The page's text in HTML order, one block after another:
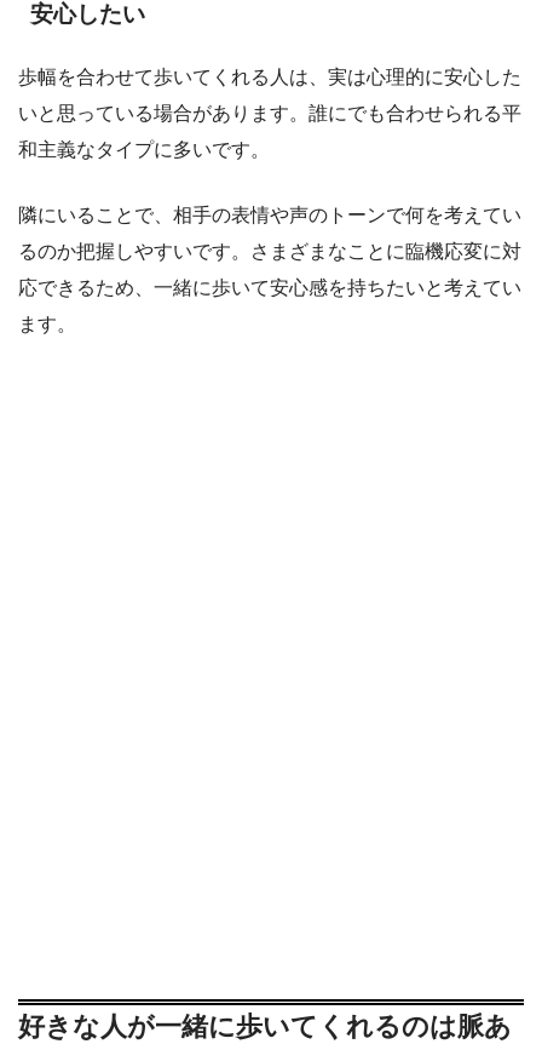
安心したい
歩幅を合わせて歩いてくれる人は、実は心理的に安心した
いと思っている場合があります。誰にでも合わせられる平
和主義なタイプに多いです。
隣にいることで、相手の表情や声のトーンで何を考えてい
るのか把握しやすいです。さまざまなことに臨機応変に対
応できるため、一緒に歩いて安心感を持ちたいと考えてい
ます。
好きな人が一緒に歩いてくれるのは脈あ